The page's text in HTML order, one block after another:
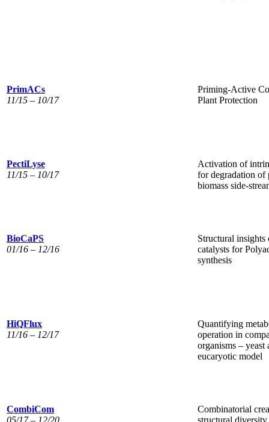
PrimACs
11/15 – 10/17
Priming-Active
Plant Protection
PectiLyse
11/15 – 10/17
Activation of
for degradation of
biomass side-
BioCaPS
01/16 – 12/16
Structural
catalysts for
synthesis
HiQFlux
11/16 – 12/17
Quantifying
operation in
organisms – yeast
eucaryotic model
CombiCom
Combinatorial